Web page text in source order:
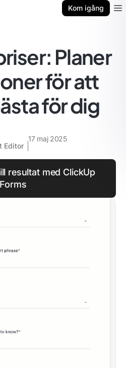
Kom igång
Planer
för att
för dig
Editor
17 maj 2025
resultat med ClickUp
Forms